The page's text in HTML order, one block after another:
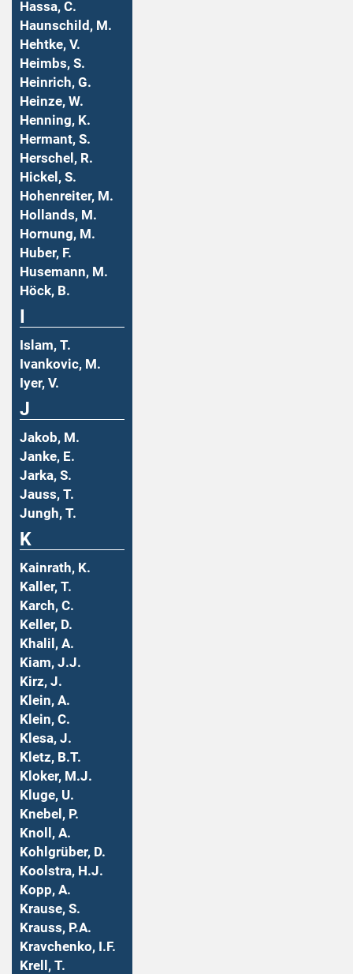
Hassa, C.
Haunschild, M.
Hehtke, V.
Heimbs, S.
Heinrich, G.
Heinze, W.
Henning, K.
Hermant, S.
Herschel, R.
Hickel, S.
Hohenreiter, M.
Hollands, M.
Hornung, M.
Huber, F.
Husemann, M.
Höck, B.
Islam, T.
Ivankovic, M.
Iyer, V.
J
Jakob, M.
Janke, E.
Jarka, S.
Jauss, T.
Jungh, T.
K
Kainrath, K.
Kaller, T.
Karch, C.
Keller, D.
Khalil, A.
Kiam, J.J.
Kirz, J.
Klein, A.
Klein, C.
Klesa, J.
Kletz, B.T.
Kloker, M.J.
Kluge, U.
Knebel, P.
Knoll, A.
Kohlgrüber, D.
Koolstra, H.J.
Kopp, A.
Krause, S.
Krauss, P.A.
Kravchenko, I.F.
Krell, T.